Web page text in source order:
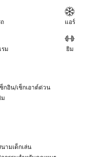
แอร์
รม ยิม
ช็กอิน/เช็กเอาต์ด่วน
ามเด็กเล่น